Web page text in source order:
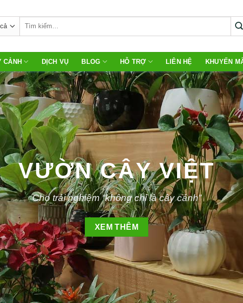
kiếm:
CẢNH DỊCH VỤ BLOG HỖ TRỢ LIÊN HỆ KHUYẾN
VƯỜN CÂY VIỆT
Cho trải nghiệm “không chỉ là cây cảnh”
XEM THÊM